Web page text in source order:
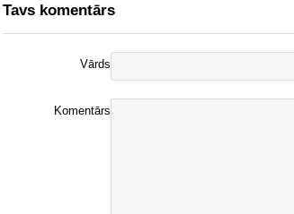
Tavs komentārs
Vārds
Komentārs